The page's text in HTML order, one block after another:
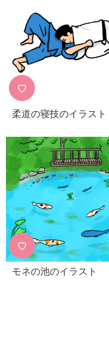
♡
柔道の寝技のイラスト
♡
モネの池のイラスト